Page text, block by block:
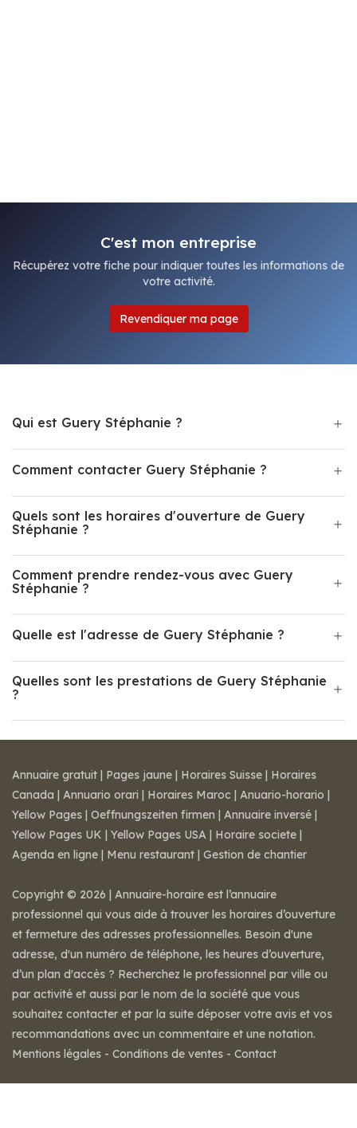
C'est mon entreprise
Récupérez votre fiche pour indiquer toutes les informations de
votre activité.
Revendiquer ma page
Qui est Guery Stéphanie ?
Comment contacter Guery Stéphanie ?
Quels sont les horaires d'ouverture de Guery
Stéphanie ?
Comment prendre rendez-vous avec Guery
Stéphanie ?
Quelle est l'adresse de Guery Stéphanie ?
Quelles sont les prestations de Guery Stéphanie
?
Annuaire gratuit | Pages jaune | Horaires Suisse | Horaires
Canada | Annuario orari | Horaires Maroc | Anuario-horario |
Yellow Pages | Oeffnungszeiten firmen | Annuaire inversé |
Yellow Pages UK | Yellow Pages USA | Horaire societe |
Agenda en ligne | Menu restaurant | Gestion de chantier
Copyright © 2026 | Annuaire-horaire est l’annuaire
professionnel qui vous aide à trouver les horaires d’ouverture
et fermeture des adresses professionnelles. Besoin d'une
adresse, d'un numéro de téléphone, les heures d’ouverture,
d’un plan d'accès ? Recherchez le professionnel par ville ou
par activité et aussi par le nom de la société que vous
souhaitez contacter et par la suite déposer votre avis et vos
recommandations avec un commentaire et une notation.
Mentions légales - Conditions de ventes - Contact